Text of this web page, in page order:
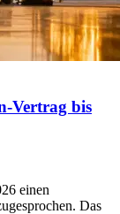
Vertrag bis
einen
Das